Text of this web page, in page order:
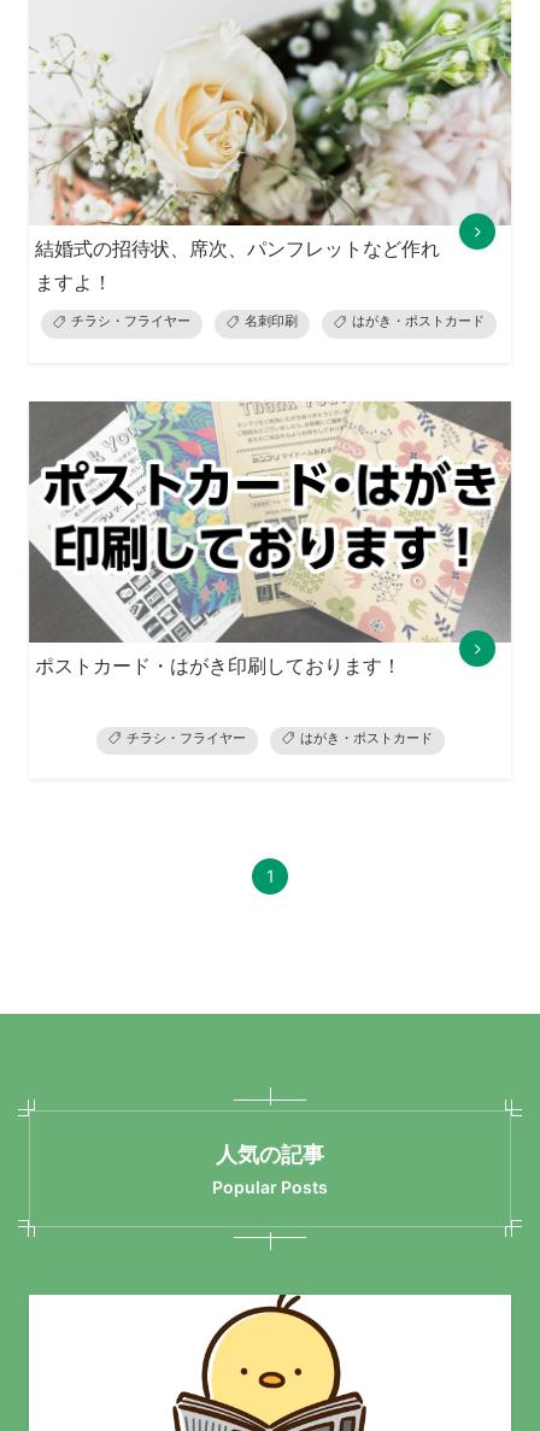
結婚式の招待状、席次、パンフレットなど作れ
ますよ！
チラシ・フライヤー 名刺印刷 はがき・ポストカード
ポストカード・はがき印刷しております！
チラシ・フライヤー はがき・ポストカード
1
人気の記事
Popular Posts